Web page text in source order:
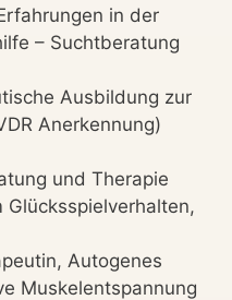
in der
– Suchtberatung
Ausbildung zur
Anerkennung)
und Therapie
Glücksspielverhalten,
Autogenes
Muskelentspannung